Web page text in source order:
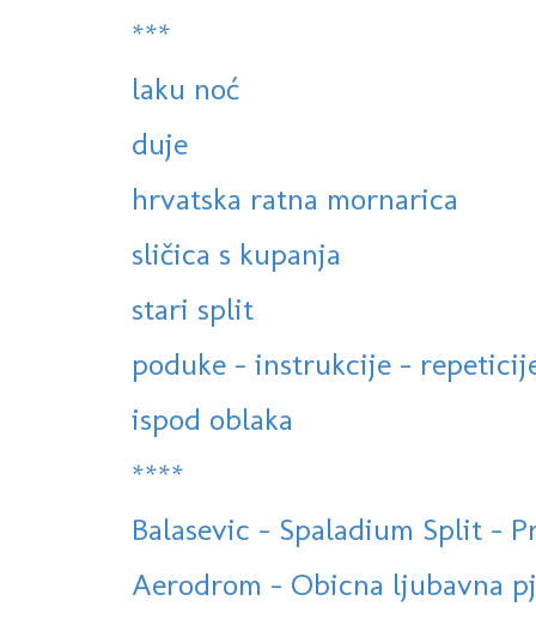
***
laku noć
duje
hrvatska ratna mornarica
sličica s kupanja
stari split
poduke - instrukcije -
ispod oblaka
****
Balasevic - Spaladium Split -
Aerodrom - Obicna ljubavna